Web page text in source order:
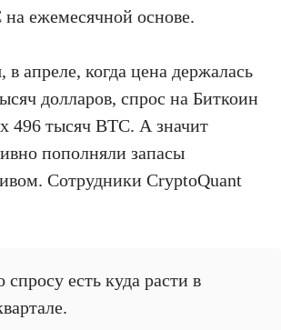
ежемесячной основе.
в апреле, когда цена держалась
долларов, спрос на Биткоин
496 тысяч BTC. А значит
пополняли запасы
Сотрудники CryptoQuant
есть куда расти в